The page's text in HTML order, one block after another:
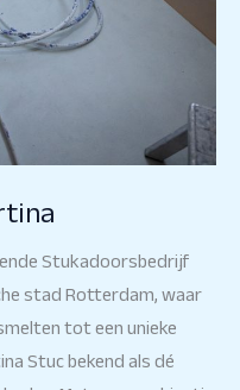
Stukadoorsbedrijf
stad Rotterdam, waar
tot een unieke
Stuc bekend als dé